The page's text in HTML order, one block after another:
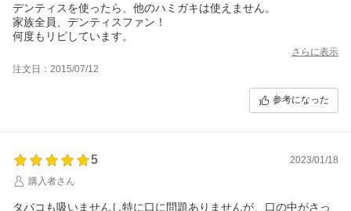
デンティスを使ったら、他のハミガキは使えません。
家族全員、デンティスファン！
何度もリピしています。
さらに表示
注文日：2015/07/12
参考になった
5
2023/01/18
購入者さん
タバコも吸いませんし特に口に問題ありませんが、口の中がさっ